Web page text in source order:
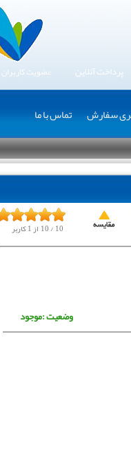
عضویت کاربران پرداخت آنلاین
سفارش تماس با ما
10/10 از1کاربر
وضعیت :موجود